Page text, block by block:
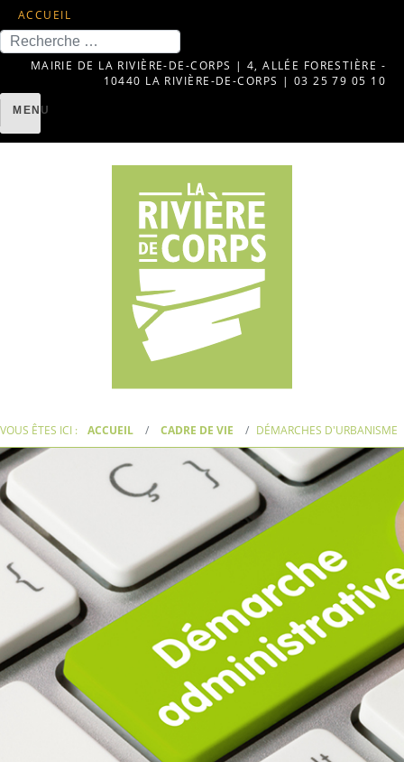
ACCUEIL
Recherche
MAIRIE DE LA RIVIÈRE-DE-CORPS | 4, ALLÉE FORESTIÈRE -
10440 LA RIVIÈRE-DE-CORPS | 03 25 79 05 10
VOUS ÊTES ICI : ACCUEIL CADRE DE VIE DÉMARCHES D'URBANISME